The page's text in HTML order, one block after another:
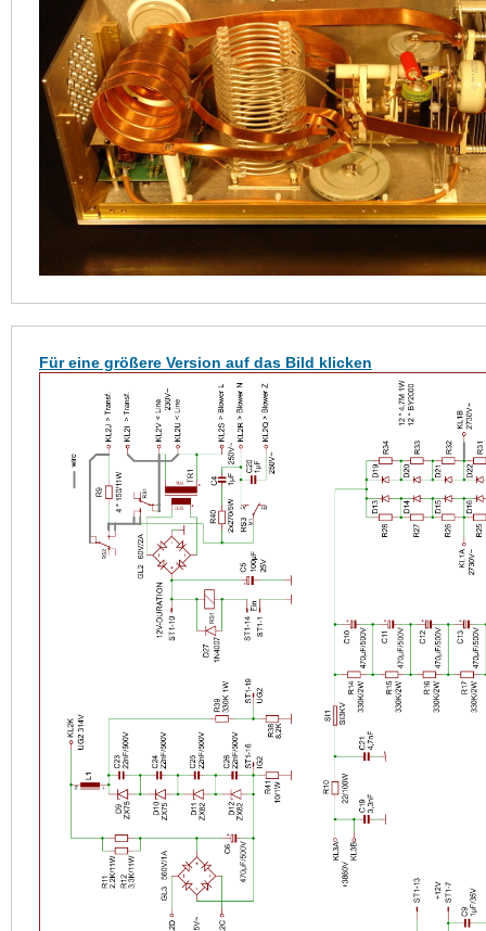
Für eine größere Version auf das Bild klicken